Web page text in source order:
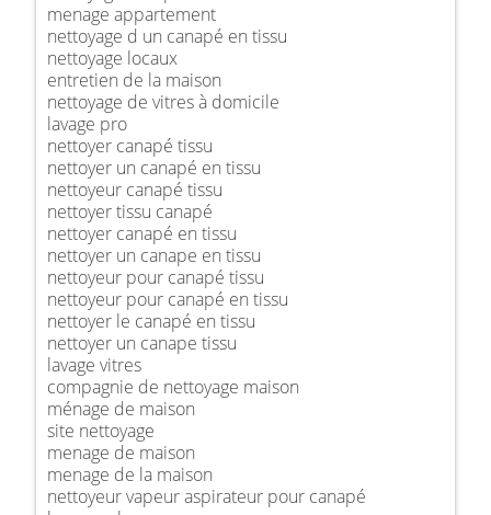
menage appartement
nettoyage d un canapé en tissu
nettoyage locaux
entretien de la maison
nettoyage de vitres à domicile
lavage pro
nettoyer canapé tissu
nettoyer un canapé en tissu
nettoyeur canapé tissu
nettoyer tissu canapé
nettoyer canapé en tissu
nettoyer un canape en tissu
nettoyeur pour canapé tissu
nettoyeur pour canapé en tissu
nettoyer le canapé en tissu
nettoyer un canape tissu
lavage vitres
compagnie de nettoyage maison
ménage de maison
site nettoyage
menage de maison
menage de la maison
nettoyeur vapeur aspirateur pour canapé